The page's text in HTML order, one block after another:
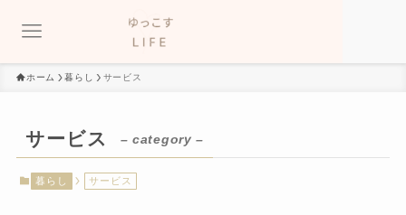
ホーム 暮らし サービス
サービス – category –
暮らし サービス